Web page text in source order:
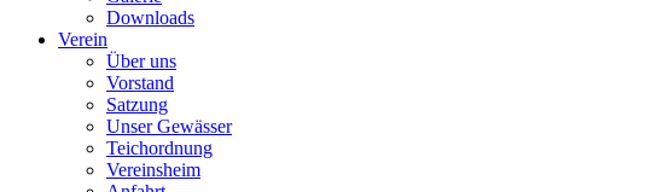
Downloads
Verein
Über uns
Vorstand
Satzung
Unser Gewässer
Teichordnung
Vereinsheim